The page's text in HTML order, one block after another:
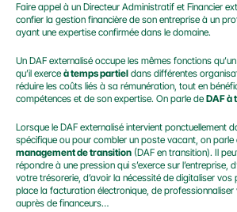
Faire appel à un Directeur Administratif et Financier
confier la gestion financière de son entreprise à un
ayant une expertise confirmée dans le domaine.
Un DAF externalisé occupe les mêmes fonctions qu’un
qu’il exerce à temps partiel dans différentes
réduire les coûts liés à sa rémunération, tout en
compétences et de son expertise. On parle de DAF à
Lorsque le DAF externalisé intervient ponctuellement
spécifique ou pour combler un poste vacant, on parle
management de transition (DAF en transition). Il
répondre à une pression qui s’exerce sur l’entreprise,
votre trésorerie, d’avoir la nécessité de digitaliser
place la facturation électronique, de
auprès de financeurs…